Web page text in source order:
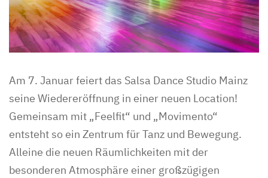
Am 7. Januar feiert das Salsa Dance Studio Mainz
seine Wiedereröffnung in einer neuen Location!
Gemeinsam mit „Feelfit“ und „Movimento“
entsteht so ein Zentrum für Tanz und Bewegung.
Alleine die neuen Räumlichkeiten mit der
besonderen Atmosphäre einer großzügigen